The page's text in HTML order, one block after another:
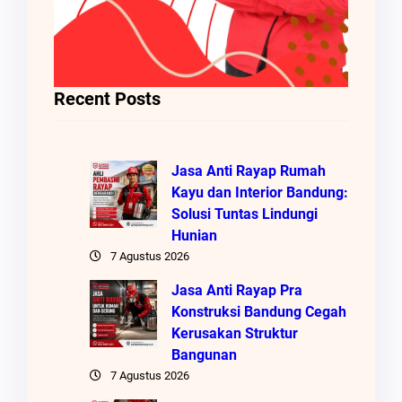
Recent Posts
Jasa Anti Rayap Rumah
Kayu dan Interior Bandung:
Solusi Tuntas Lindungi
Hunian
7 Agustus 2026
Jasa Anti Rayap Pra
Konstruksi Bandung Cegah
Kerusakan Struktur
Bangunan
7 Agustus 2026